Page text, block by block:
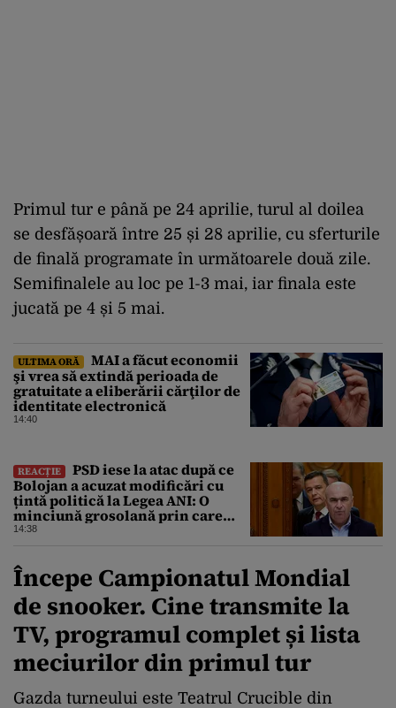
Primul tur e până pe 24 aprilie, turul al doilea
se desfășoară între 25 și 28 aprilie, cu sferturile
de finală programate în următoarele două zile.
Semifinalele au loc pe 1-3 mai, iar finala este
jucată pe 4 și 5 mai.
ULTIMA ORĂ
MAI a făcut economii
şi vrea să extindă perioada de
gratuitate a eliberării cărţilor de
identitate electronică
14:40
REACȚIE
PSD iese la atac după ce
Bolojan a acuzat modificări cu
țintă politică la Legea ANI: O
minciună grosolană prin care
încearcă să acopere culpa PNL-
14:38
Începe Campionatul Mondial
de snooker. Cine transmite la
TV, programul complet și lista
meciurilor din primul tur
Gazda turneului este Teatrul Crucible din